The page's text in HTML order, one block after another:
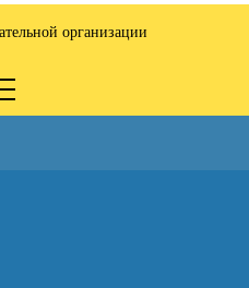
организации